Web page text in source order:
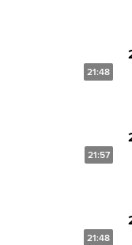
21:48
21:57
21:48